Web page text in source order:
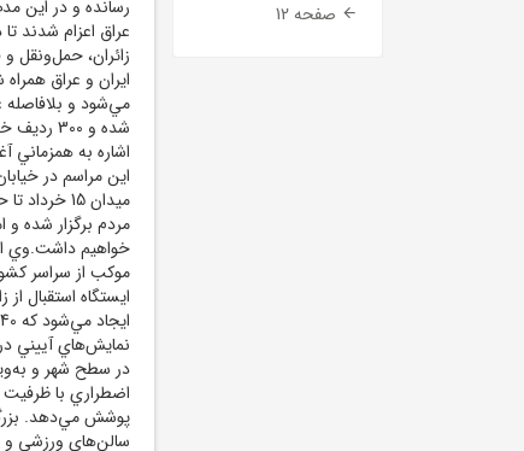
صفحه 12
عراق اعزام شدند
زائران، حمل‌ونقل
ايران و عراق
مي‌شود و
شده و
اشاره به همزماني
اين مراسم در
ميدان 15
مردم برگزار شده
موکب از سراسر
ايستگاه استقبال
نمايش‌هاي آييني
سالن‌هاي ورزشي و